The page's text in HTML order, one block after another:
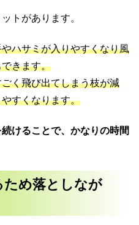
トがあります。
ハサミが入りやすくなり風
きます。
く飛び出てしまう枝が減
すくなります。
けることで、かなりの時間
め落としなが